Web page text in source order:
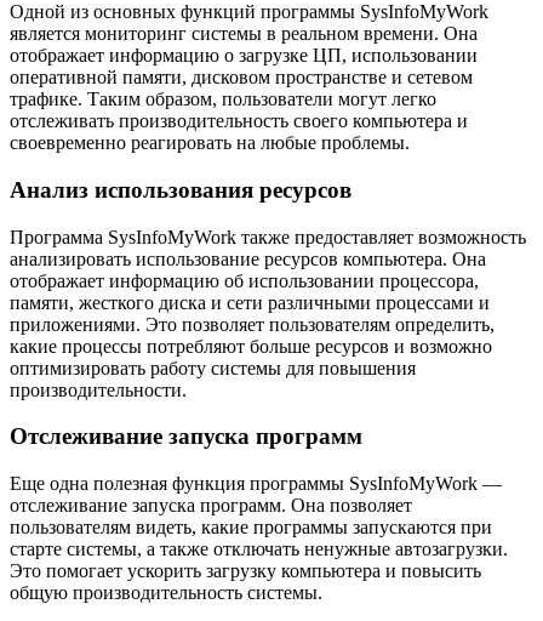
Одной из основных функций программы SysInfoMyWork
является мониторинг системы в реальном времени. Она
отображает информацию о загрузке ЦП, использовании
оперативной памяти, дисковом пространстве и сетевом
трафике. Таким образом, пользователи могут легко
отслеживать производительность своего компьютера и
своевременно реагировать на любые проблемы.
Анализ использования ресурсов
Программа SysInfoMyWork также предоставляет возможность
анализировать использование ресурсов компьютера. Она
отображает информацию об использовании процессора,
памяти, жесткого диска и сети различными процессами и
приложениями. Это позволяет пользователям определить,
какие процессы потребляют больше ресурсов и возможно
оптимизировать работу системы для повышения
производительности.
Отслеживание запуска программ
Еще одна полезная функция программы SysInfoMyWork —
отслеживание запуска программ. Она позволяет
пользователям видеть, какие программы запускаются при
старте системы, а также отключать ненужные автозагрузки.
Это помогает ускорить загрузку компьютера и повысить
общую производительность системы.